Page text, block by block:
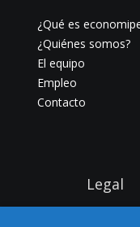
¿Qué es
¿Quiénes somos?
El equipo
Empleo
Contacto
Legal